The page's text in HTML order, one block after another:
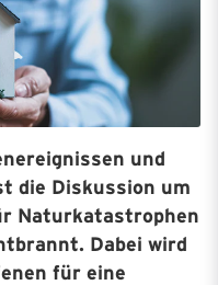
und
die Diskussion um
Naturkatastrophen
Dabei wird
für eine